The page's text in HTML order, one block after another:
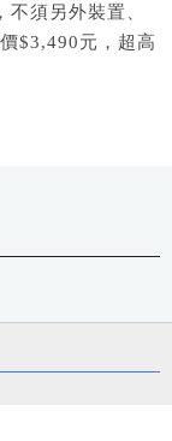
須另外裝置、
$3,490元，超高